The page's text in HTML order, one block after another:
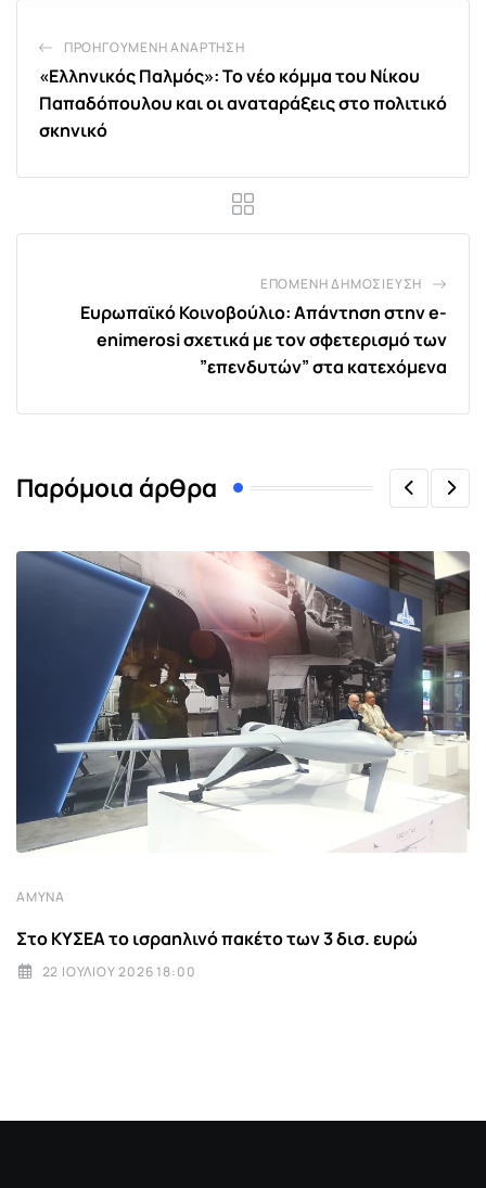
ΠΡΟΗΓΟΎΜΕΝΗ ΑΝΆΡΤΗΣΗ
«Ελληνικός Παλμός»: Το νέο κόμμα του Νίκου
Παπαδόπουλου και οι αναταράξεις στο πολιτικό
σκηνικό
ΕΠΌΜΕΝΗ ΔΗΜΟΣΊΕΥΣΗ
Ευρωπαϊκό Κοινοβούλιο: Απάντηση στην e-
enimerosi σχετικά με τον σφετερισμό των
”επενδυτών” στα κατεχόμενα
Παρόμοια άρθρα
ΆΜΥΝΑ
Στο ΚΥΣΕΑ το ισραηλινό πακέτο των 3 δισ. ευρώ
22 ΙΟΥΛΊΟΥ 2026 18:00